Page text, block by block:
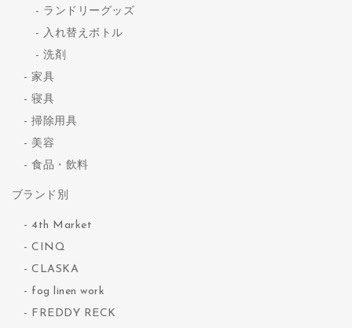
ランドリーグッズ
入れ替えボトル
洗剤
家具
寝具
掃除用具
美容
食品・飲料
ブランド別
4th Market
CINQ
CLASKA
fog linen work
FREDDY RECK